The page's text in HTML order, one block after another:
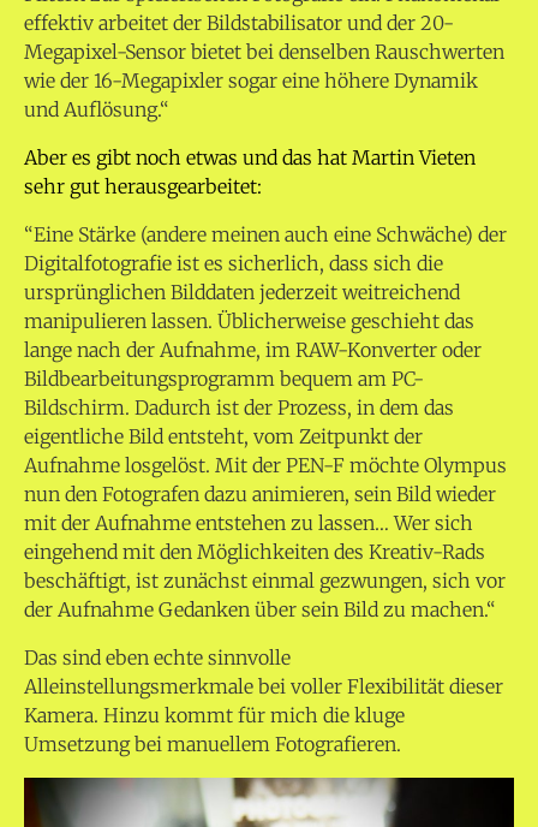
effektiv arbeitet der Bildstabilisator und der 20-
Megapixel-Sensor bietet bei denselben Rauschwerten
wie der 16-Megapixler sogar eine höhere Dynamik
und Auflösung.“
Aber es gibt noch etwas und das hat Martin Vieten
sehr gut herausgearbeitet:
“Eine Stärke (andere meinen auch eine Schwäche) der
Digitalfotografie ist es sicherlich, dass sich die
ursprünglichen Bilddaten jederzeit weitreichend
manipulieren lassen. Üblicherweise geschieht das
lange nach der Aufnahme, im RAW-Konverter oder
Bildbearbeitungsprogramm bequem am PC-
Bildschirm. Dadurch ist der Prozess, in dem das
eigentliche Bild entsteht, vom Zeitpunkt der
Aufnahme losgelöst. Mit der PEN-F möchte Olympus
nun den Fotografen dazu animieren, sein Bild wieder
mit der Aufnahme entstehen zu lassen… Wer sich
eingehend mit den Möglichkeiten des Kreativ-Rads
beschäftigt, ist zunächst einmal gezwungen, sich vor
der Aufnahme Gedanken über sein Bild zu machen.“
Das sind eben echte sinnvolle
Alleinstellungsmerkmale bei voller Flexibilität dieser
Kamera. Hinzu kommt für mich die kluge
Umsetzung bei manuellem Fotografieren.